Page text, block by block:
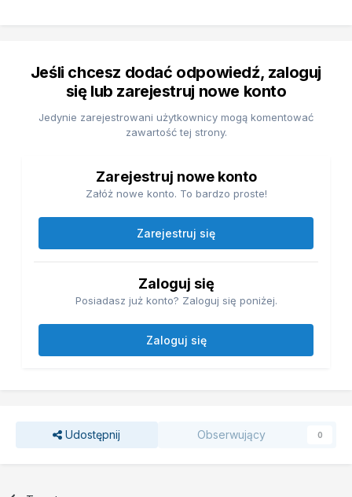
Jeśli chcesz dodać odpowiedź, zaloguj
się lub zarejestruj nowe konto
Jedynie zarejestrowani użytkownicy mogą komentować
zawartość tej strony.
Zarejestruj nowe konto
Załóż nowe konto. To bardzo proste!
Zarejestruj się
Zaloguj się
Posiadasz już konto? Zaloguj się poniżej.
Zaloguj się
Udostępnij Obserwujący 0